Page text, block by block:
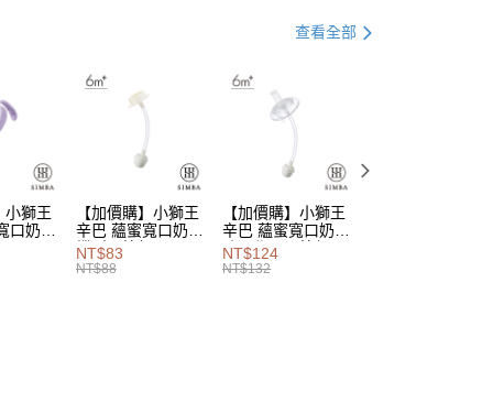
手機門號後，選擇欲分期的期數、繳款截止日，確認付款後即
分鐘內，如未前往確認交易或遇審核未通過，訂單將自動取
轉專審核」未通過狀況，表示未達大哥付你分期系統評分，恕
內容。
明】
不併入電信帳單，「大哥付你分期」於每月結算日後寄送繳費提
結打開帳單後，可選擇「超商條碼／台灣大直營門市／銀行轉
／iPASS MONEY」等通路繳費。
需註冊會員、不需綁卡、不需儲值。
只要手機號碼，簡訊認證，即可結帳。
先確認商品／服務後，再付款。
先享後付」結帳流程】
方式選擇「AFTEE先享後付」後，將跳轉至「AFTEE先享後
，進行簡訊認證並確認金額後，即可完成結帳。
數日內，您將收到繳費通知簡訊。
通知簡訊後14天內，點擊此簡訊中的連結，可透過四大超商
銀行／等多元方式進行付款，方視為交易完成。
」為中華電信所提供之點數服務，可於會員專區綁定中華電
後，即可在購物車使用 Hami Point 折抵消費金額 (1點等於1
取貨
，滿NT$999(含以上)免運費
查看全部
小獅王
口奶瓶
【加價購】小獅王
辛巴 蘊蜜寬口奶瓶
蝶型吸管組
NT$83
NT$88
【加價購】小獅王
辛巴 蘊蜜寬口奶瓶
防漏學習吸管組
NT$124
NT$132